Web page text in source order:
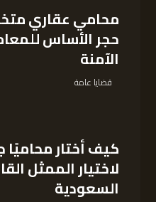
محامي عقاري
حجر الأساس
الآمنة
قضايا عامة
كيف أختار محاميًا
لاختيار الممثل
السعودية